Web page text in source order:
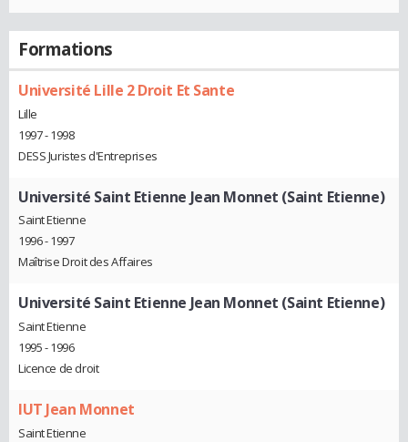
Formations
Université Lille 2 Droit Et Sante
Lille
1997 - 1998
DESS Juristes d'Entreprises
Université Saint Etienne Jean Monnet (Saint Etienne)
Saint Etienne
1996 - 1997
Maîtrise Droit des Affaires
Université Saint Etienne Jean Monnet (Saint Etienne)
Saint Etienne
1995 - 1996
Licence de droit
IUT Jean Monnet
Saint Etienne